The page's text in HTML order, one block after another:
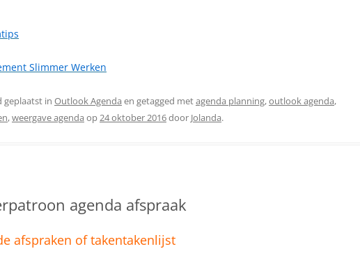
Slimmer Werken
geplaatst in Outlook Agenda en getagged metagenda planning,outlook agenda,
,weergave agenda op24 oktober 2016door Jolanda.
agenda afspraak
afspraken of takentakenlijst